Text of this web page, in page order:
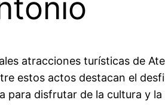
atracciones turísticas de
estos actos destacan el
para disfrutar de la cultura y